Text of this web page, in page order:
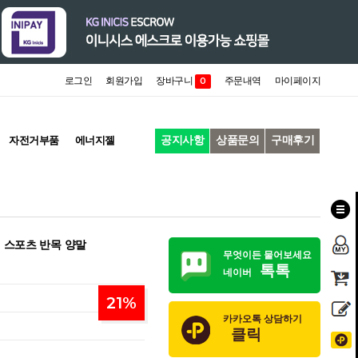
로그인 회원가입 장바구니 0 주문내역 마이페이지
자전거부품 에너지젤 공지사항 상품문의 구매후기
포츠 반목 양말
21%
무엇이든 물어보세요
네이버
톡톡
카카오톡 상담하기
클릭